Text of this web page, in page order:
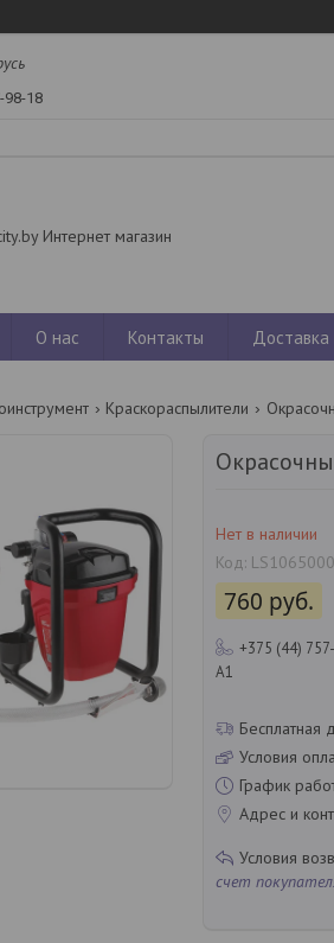
98-18
Интернет магазин
О нас Контакты Доставка
Краскораспылители
Нет в наличии
Код:
760 руб.
+375 (44)
A1
Бесплатная
Условия
График
Адрес и
счет